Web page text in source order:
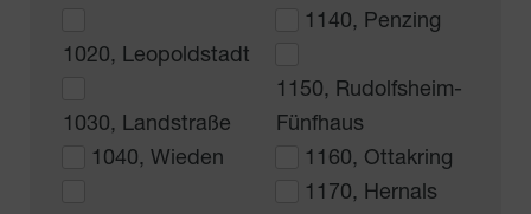
1020, Leopoldstadt
1030, Landstraße
1040, Wieden
1140, Penzing
1150, Rudolfsheim-
Fünfhaus
1160, Ottakring
1170, Hernals